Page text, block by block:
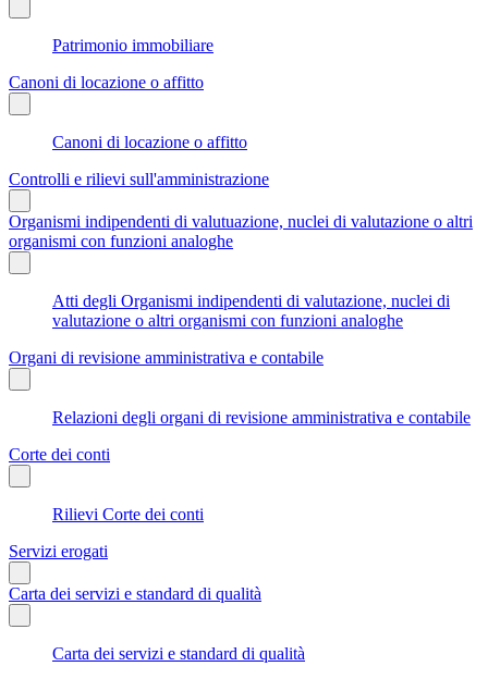
Patrimonio immobiliare
Canoni di locazione o affitto
Canoni di locazione o affitto
Controlli e rilievi sull'amministrazione
Organismi indipendenti di valutuazione, nuclei di valutazione o altri
organismi con funzioni analoghe
Atti degli Organismi indipendenti di valutazione, nuclei di
valutazione o altri organismi con funzioni analoghe
Organi di revisione amministrativa e contabile
Relazioni degli organi di revisione amministrativa e contabile
Corte dei conti
Rilievi Corte dei conti
Servizi erogati
Carta dei servizi e standard di qualità
Carta dei servizi e standard di qualità